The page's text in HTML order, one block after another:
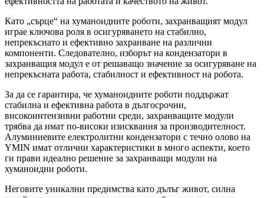
Като „сърце“ на хуманоидните роботи, захранващият модул
играе ключова роля в осигуряването на стабилно,
непрекъснато и ефективно захранване на различни
компоненти. Следователно, изборът на кондензатори в
захранващия модул е ​​от решаващо значение за осигуряване на
непрекъсната работа, стабилност и ефективност на робота.
За да се гарантира, че хуманоидните роботи поддържат
стабилна и ефективна работа в дългосрочни,
високоинтензивни работни среди, захранващите модули
трябва да имат по-високи изисквания за производителност.
Алуминиевите електролитни кондензатори с течно олово на
YMIN имат отлични характеристики в много аспекти, което
ги прави идеално решение за захранващи модули на
хуманоидни роботи.
Неговите уникални предимства като дълъг живот, силна